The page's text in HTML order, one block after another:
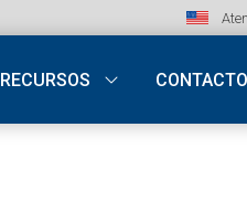
RECURSOS CONTACTO